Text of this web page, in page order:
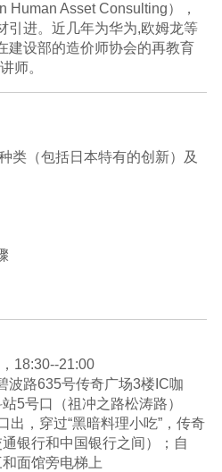
Human Asset Consulting），
引进。近几年为华为,欧姆龙等
建设部的造价师协会的再教育
师。
类（包括日本特有的创新）及
18:30--21:00
波路635号传奇广场3楼IC咖
5号口（祖冲之路松涛路）
出，穿过“黑暗料理小吃”，传奇
银行和中国银行之间）；自
面馆旁电梯上